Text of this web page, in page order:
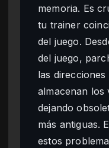
memoria. Es
tu trainer
del juego.
del juego,
las
almacenan los
dejando
más antiguas.
estos